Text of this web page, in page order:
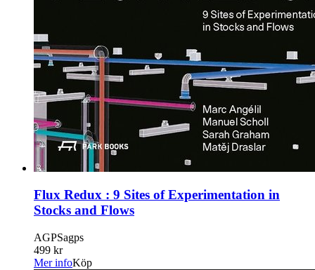
Flux Redux : 9 Sites of Experimentation in
Stocks and Flows
AGPSagps
499 kr
Mer infoKöp